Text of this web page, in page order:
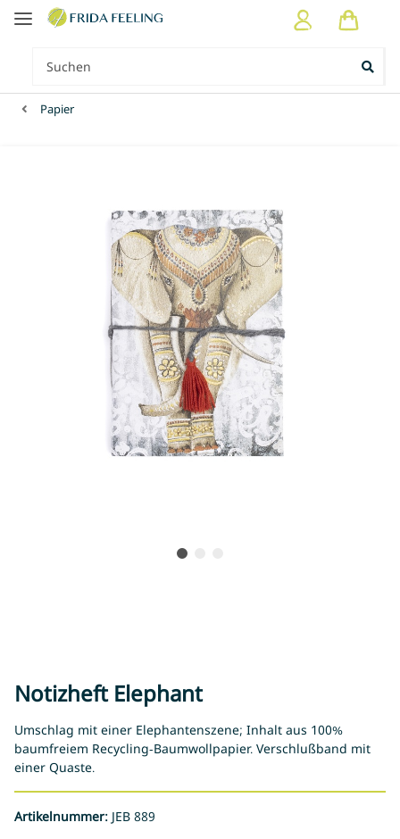
Papier
Notizheft Elephant
Umschlag mit einer Elephantenszene; Inhalt aus 100%
baumfreiem Recycling-Baumwollpapier. Verschlußband mit
einer Quaste.
Artikelnummer: JEB 889